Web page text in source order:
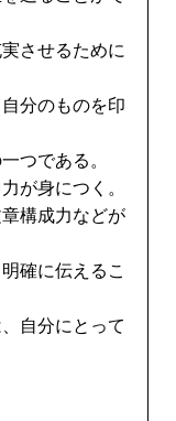
させるために
分のものを印
つである。
が身につく。
構成力などが
確に伝えるこ
自分にとって